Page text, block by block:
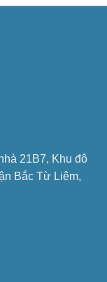
21B7, Khu đô
Bắc Từ Liêm,